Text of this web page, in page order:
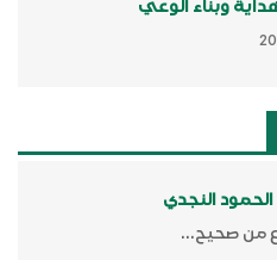
وبناء الوعي
النجدي
من صحيح...